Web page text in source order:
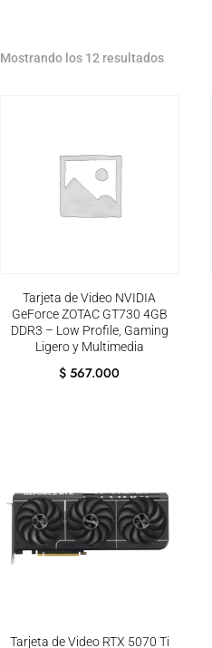
Mostrando los 12 resultados
Tarjeta de Video NVIDIA
GeForce ZOTAC GT730 4GB
DDR3 – Low Profile, Gaming
Ligero y Multimedia
$ 567.000
Tarjeta de Video RTX 5070 Ti